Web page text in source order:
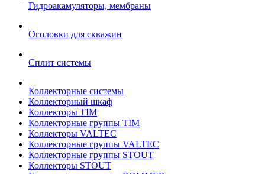
Гидроакамуляторы, мембраны
Оголовки для скважин
Сплит системы
Коллекторные системы
Коллекторный шкаф
Коллекторы TIM
Коллекторные группы TIM
Коллекторы VALTEC
Коллекторные группы VALTEC
Коллекторные группы STOUT
Коллекторы STOUT